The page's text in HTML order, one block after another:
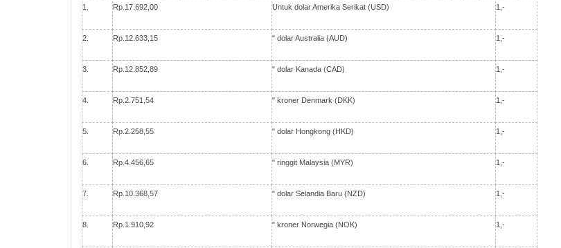
1. Rp.17.692,00 Untuk dolar Amerika Serikat (USD) 1,-
2. Rp.12.633,15 " dolar Australia (AUD) 1,-
3. Rp.12.852,89 " dolar Kanada (CAD) 1,-
4. Rp.2.751,54 " kroner Denmark (DKK) 1,-
5. Rp.2.258,55 " dolar Hongkong (HKD) 1,-
6. Rp.4.456,65 " ringgit Malaysia (MYR) 1,-
7. Rp.10.368,57 " dolar Selandia Baru (NZD) 1,-
8. Rp.1.910,92 " kroner Norwegia (NOK) 1,-